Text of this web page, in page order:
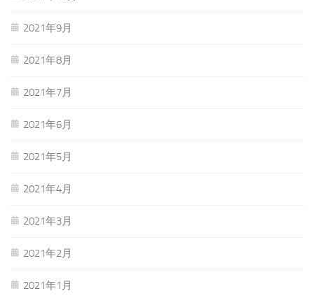
2021年9月
2021年8月
2021年7月
2021年6月
2021年5月
2021年4月
2021年3月
2021年2月
2021年1月